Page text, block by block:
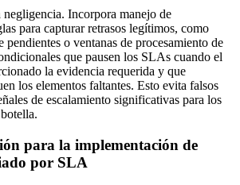
Incorpora manejo de
para capturar retrasos legítimos, como
pendientes o ventanas de procesamiento de
que pausen los SLAs cuando el
la evidencia requerida y que
los elementos faltantes. Esto evita falsos
de escalamiento significativas para los
para la implementación de
por SLA